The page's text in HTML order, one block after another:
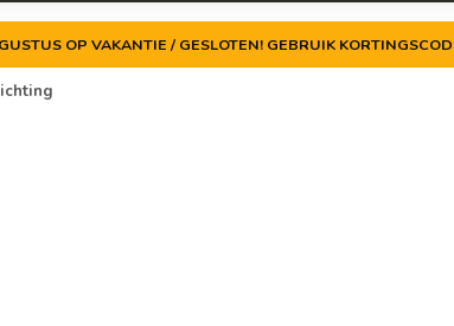
OP VAKANTIE / GESLOTEN! GEBRUIK